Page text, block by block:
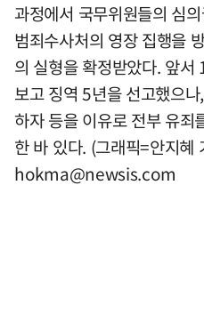
과정에서 국무위원들의 심
범죄수사처의 영장 집행을
의 실형을 확정받았다. 앞
보고 징역 5년을 선고했으
하자 등을 이유로 전부 유
한 바 있다. (그래픽=안지혜
hokma@newsis.com